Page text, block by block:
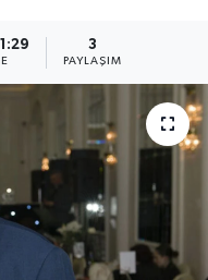
3
PAYLAŞIM